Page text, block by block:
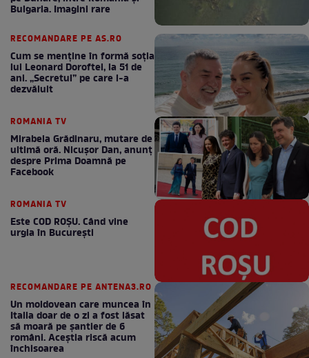
Bulgaria. Imagini rare
RECOMANDARE PE AS.RO
Cum se menţine în formă soţia
lui Leonard Doroftei, la 51 de
ani. „Secretul” pe care l-a
dezvăluit
ROMANIA TV
Mirabela Grădinaru, mutare de
ultimă oră. Nicuşor Dan, anunţ
despre Prima Doamnă pe
Facebook
ROMANIA TV
Este COD ROŞU. Când vine
urgia în Bucureşti
RECOMANDARE PE ANTENA3.RO
Un moldovean care muncea în
Italia doar de o zi a fost lăsat
să moară pe şantier de 6
români. Aceștia riscă acum
închisoarea